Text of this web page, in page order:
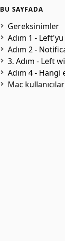
BU SAYFADA
Gereksinimler
Adım 1 -
Adım 2 -
3. Adım - Left
Adım 4 -
Mac